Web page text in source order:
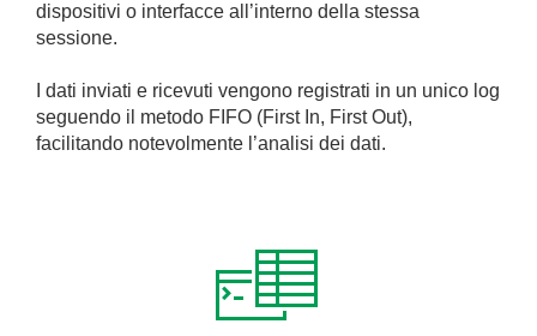
dispositivi o interfacce all’interno della stessa
sessione.
I dati inviati e ricevuti vengono registrati in un unico log
seguendo il metodo FIFO (First In, First Out),
facilitando notevolmente l’analisi dei dati.